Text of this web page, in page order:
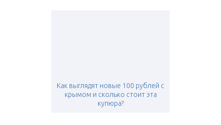
Как выглядят новые 100 рублей с
крымом и сколько стоит эта
купюра?